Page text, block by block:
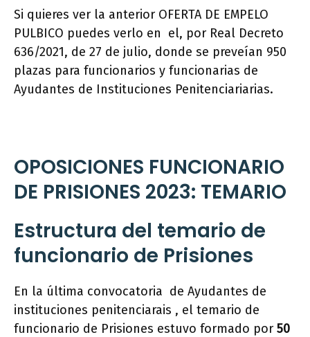
Si quieres ver la anterior OFERTA DE EMPELO
PULBICO puedes verlo en el, por Real Decreto
636/2021, de 27 de julio, donde se preveían 950
plazas para funcionarios y funcionarias de
Ayudantes de Instituciones Penitenciariarias.
OPOSICIONES FUNCIONARIO
DE PRISIONES 2023: TEMARIO
Estructura del temario de
funcionario de Prisiones
En la última convocatoria de Ayudantes de
instituciones penitenciarais , el temario de
funcionario de Prisiones estuvo formado por 50